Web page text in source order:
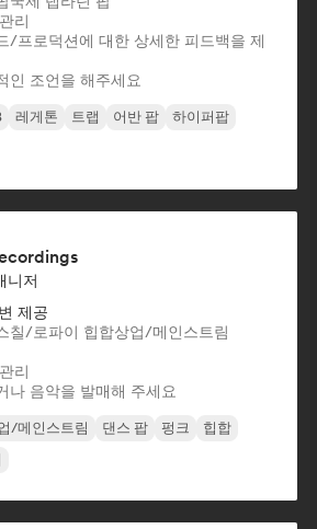
리
/프로덕션에 대한 상세한 피드백을 제
인 조언을 해주세요
레게톤 트랩 어반 팝
하이퍼팝
니저
제공
칠/로파이 힙합상업/메인스트림
리
나 음악을 발매해 주세요
/메인스트림 댄스 팝 펑크
힙합